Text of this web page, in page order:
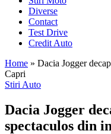
Diverse
Contact
Test Drive
Credit Auto
Home » Dacia Jogger
Capri
Posted
Stiri Auto
Dacia Jogger
spectaculos din